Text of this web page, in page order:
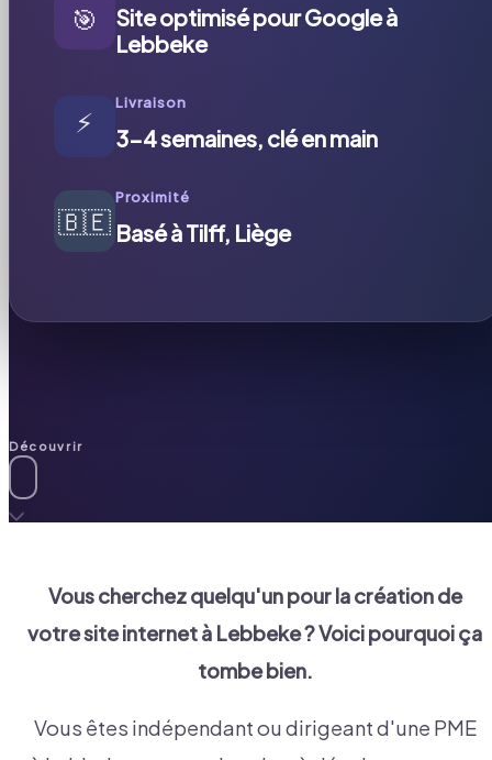
🎯
Site optimisé pour Google à
Lebbeke
⚡
Livraison
3-4 semaines, clé en main
🇧🇪
Proximité
Basé à Tilff, Liège
Découvrir
Vous cherchez quelqu'un pour la création de
votre site internet à Lebbeke? Voici pourquoi ça
tombe bien.
Vous êtes indépendant ou dirigeant d'une PME